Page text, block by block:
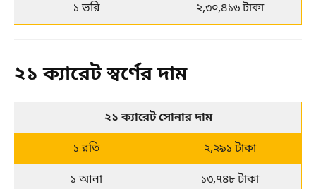
১ ভরি
২,৩০,৪১৬ টাকা
২১ ক্যারেট স্বর্ণের দাম
২১ ক্যারেট সোনার দাম
১ রতি
২,২৯১ টাকা
১ আনা
১৩,৭৪৮ টাকা